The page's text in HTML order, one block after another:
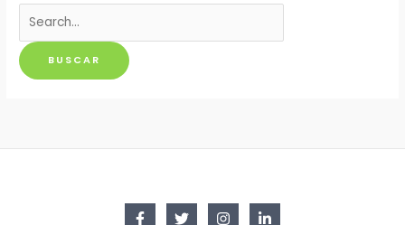
Buscar
por: